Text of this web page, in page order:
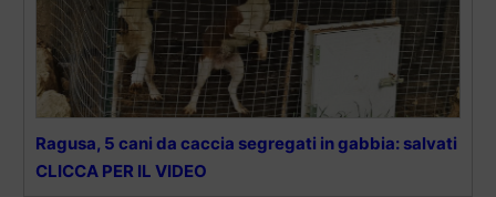
Ragusa, 5 cani da caccia segregati in gabbia: salvati
CLICCA PER IL VIDEO